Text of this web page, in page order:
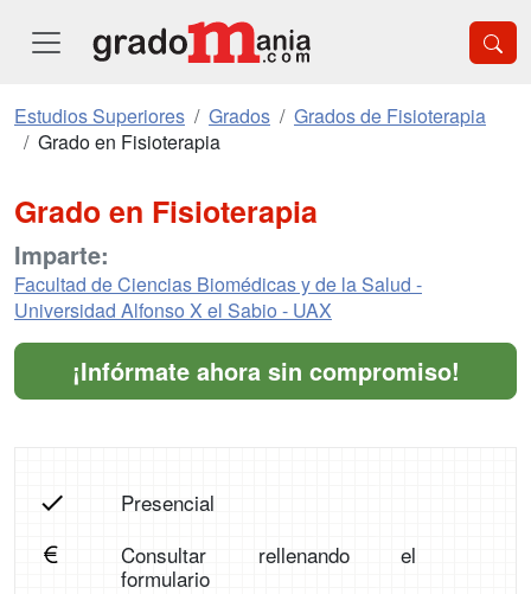
Estudios Superiores Grados
Grados de Fisioterapia
Grado en Fisioterapia
Grado en Fisioterapia
Imparte:
Facultad de Ciencias Biomédicas y de la Salud -
Universidad Alfonso X el Sabio - UAX
¡Infórmate ahora sin compromiso!
Presencial
Consultar rellenando el
formulario